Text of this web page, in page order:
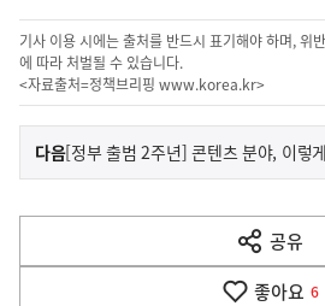
기사 이용 시에는 출처를 반드시 표기해야 하며, 위
에 따라 처벌될 수 있습니다.
<자료출처=정책브리핑 www.korea.kr>
이
전
다
음
다음기
[정부 출범 2주년] 콘텐츠 분야, 이렇
공유
열
기
좋아요 6